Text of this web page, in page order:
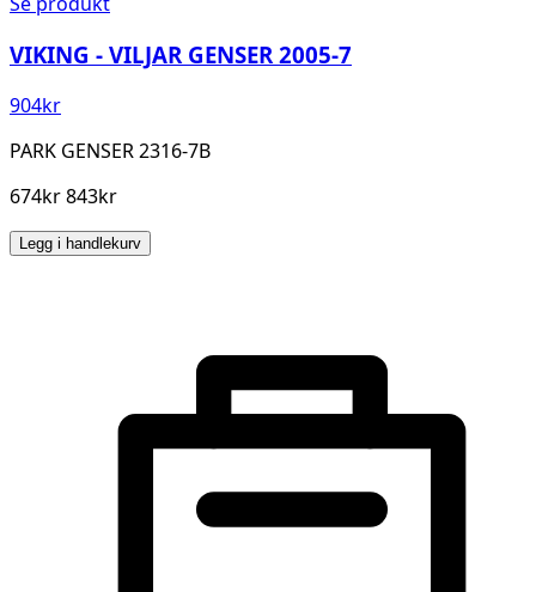
VIKING - VILJAR GENSER 2005-7
904kr
PARK GENSER 2316-7B
674kr 843kr
Legg i handlekurv